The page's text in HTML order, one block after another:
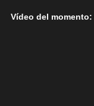
Vídeo del